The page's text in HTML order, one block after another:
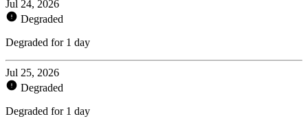
Jul 24, 2026
Degraded
Degraded for 1 day
Jul 25, 2026
Degraded
Degraded for 1 day